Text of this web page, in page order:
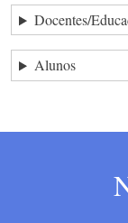
Docentes/
Alunos